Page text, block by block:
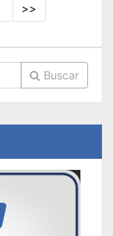
>>
Buscar